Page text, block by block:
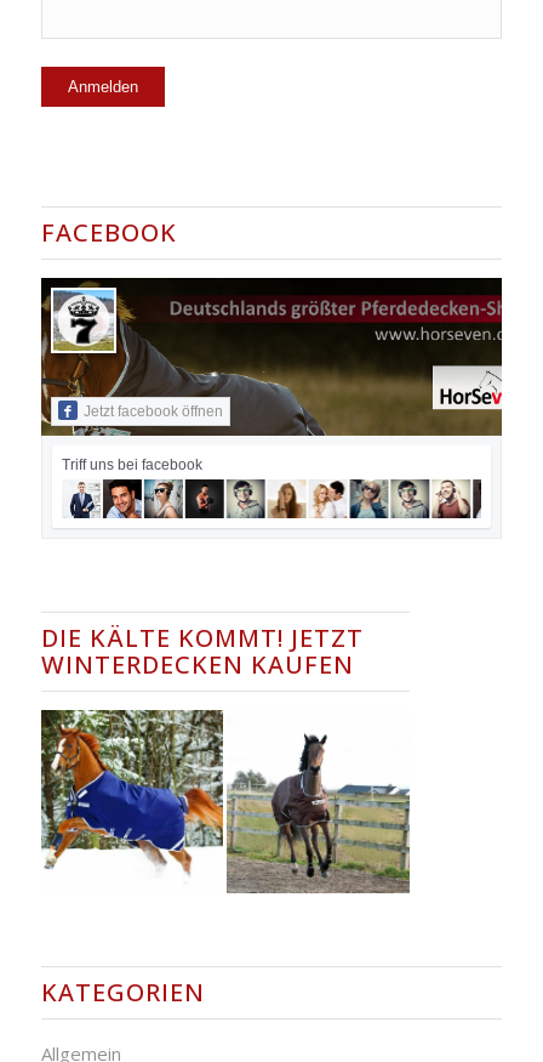
FACEBOOK
Jetzt facebook öffnen
Triff uns bei facebook
DIE KÄLTE KOMMT! JETZT
WINTERDECKEN KAUFEN
KATEGORIEN
Allgemein